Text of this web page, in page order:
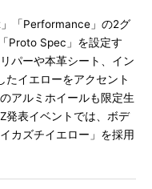
「Performance」の2グ
Proto Spec」を設定す
パーや本革シート、イン
たイエローをアクセント
アルミホイールも限定生
発表イベントでは、ボデ
カズチイエロー」を採用